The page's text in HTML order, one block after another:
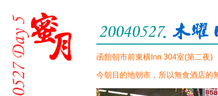
函館朝市前東橫Inn 304室(第二夜)
今朝目的地朝市，所以無食酒店的